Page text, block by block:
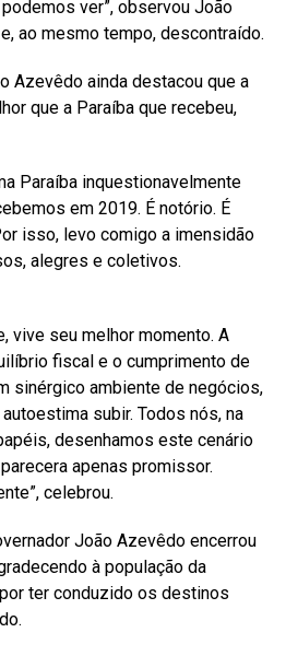
ver”, observou João
ao mesmo tempo, descontraído.
Azevêdo ainda destacou que a
que a Paraíba que recebeu,
Paraíba inquestionavelmente
em 2019. É notório. É
isso, levo comigo a imensidão
alegres e coletivos.
vive seu melhor momento. A
fiscal e o cumprimento de
sinérgico ambiente de negócios,
subir. Todos nós, na
desenhamos este cenário
apenas promissor.
celebrou.
João Azevêdo encerrou
à população da
ter conduzido os destinos